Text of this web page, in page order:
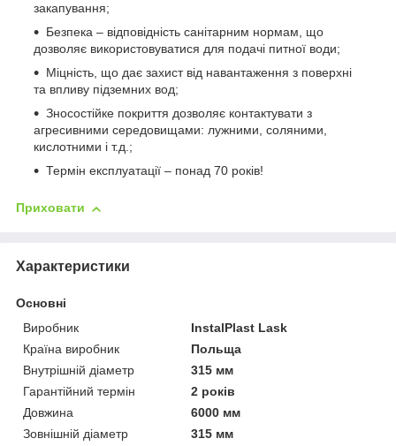
закапування;
Безпека – відповідність санітарним нормам, що
дозволяє використовуватися для подачі питної води;
Міцність, що дає захист від навантаження з поверхні
та впливу підземних вод;
Зносостійке покриття дозволяє контактувати з
агресивними середовищами: лужними, соляними,
кислотними і т.д.;
Термін експлуатації – понад 70 років!
Приховати
Характеристики
Основні
Виробник
InstalPlast Lask
Країна виробник
Польща
Внутрішній діаметр
315 мм
Гарантійний термін
2 років
Довжина
6000 мм
Зовнішній діаметр
315 мм